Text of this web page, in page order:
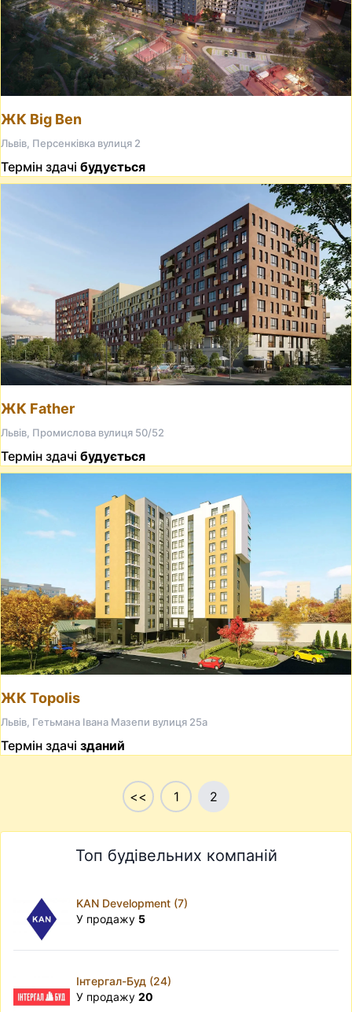
ЖК Big Ben
Львів, Персенківка вулиця 2
Термін здачі будується
ЖК Father
Львів, Промислова вулиця 50/52
Термін здачі будується
ЖК Topolis
Львів, Гетьмана Івана Мазепи вулиця 25а
Термін здачі зданий
<< 1 2
Топ будівельних компаній
KAN Development (7)
У продажу 5
Інтергал-Буд (24)
У продажу 20